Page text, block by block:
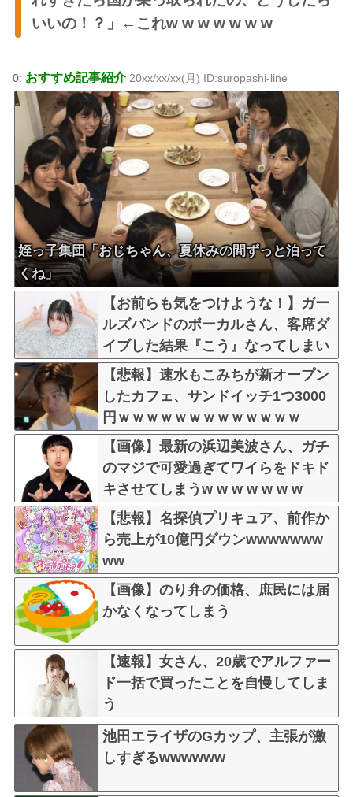
いいの！？」←これw w w w w w w
0: おすすめ記事紹介20xx/xx/xx(月) ID:suropashi-line
姪っ子集団「おじちゃん、夏休みの間ずっと泊って
くね」
【お前らも気をつけような！】ガー
ルズバンドのボーカルさん、客席ダ
イブした結果『こう』なってしまい
お気持ち表明してしまう…
【悲報】速水もこみちが新オープン
したカフェ、サンドイッチ1つ3000
円ｗｗｗｗｗｗｗｗｗｗｗｗｗ
【画像】最新の浜辺美波さん、ガチ
のマジで可愛過ぎてワイらをドキド
キさせてしまうw w w w w w w
【悲報】名探偵プリキュア、前作か
ら売上が10億円ダウンwwwwwww
ww
【画像】のり弁の価格、庶民には届
かなくなってしまう
【速報】女さん、20歳でアルファー
ド一括で買ったことを自慢してしま
う
池田エライザのGカップ、主張が激
しすぎるwwwwww